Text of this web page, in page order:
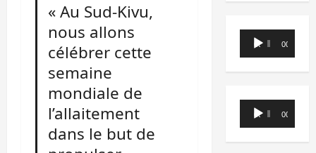
« Au Sud-Kivu,
nous allons
célébrer cette
semaine
mondiale de
l’allaitement
dans le but de
Lecteur
audio
00:00 00:00
Lecteur
audio
00:00 00:00